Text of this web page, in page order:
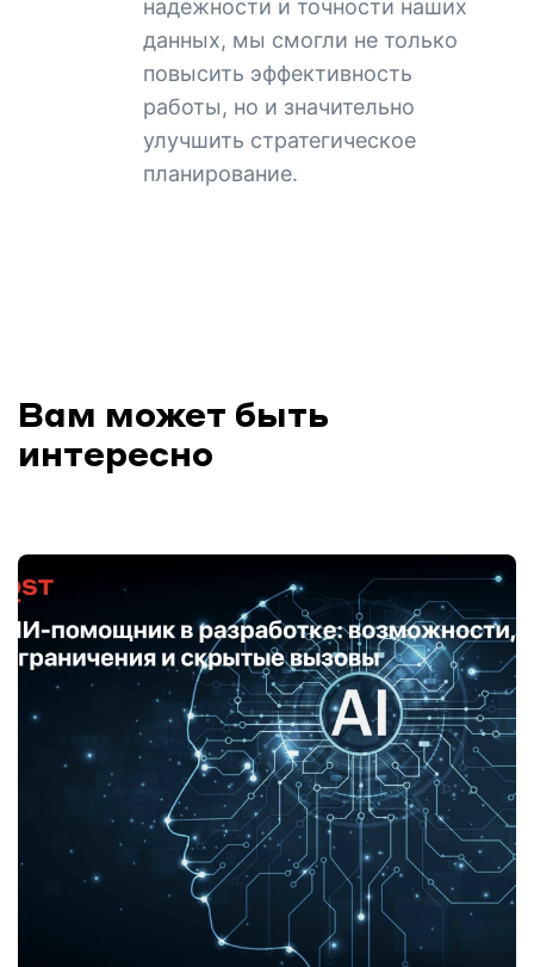
надежности и точности наших
данных, мы смогли не только
повысить эффективность
работы, но и значительно
улучшить стратегическое
планирование.
Вам может быть
интересно